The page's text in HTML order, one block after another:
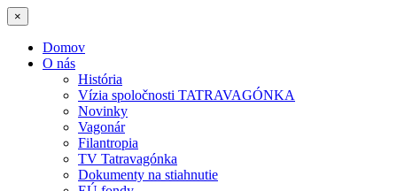
×
Domov
O nás
História
Vízia spoločnosti TATRAVAGÓNKA
Novinky
Vagonár
Filantropia
TV Tatravagónka
Dokumenty na stiahnutie